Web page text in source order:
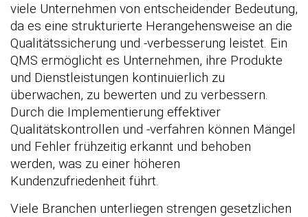
viele Unternehmen von entscheidender Bedeutung,
da es eine strukturierte Herangehensweise an die
Qualitätssicherung und -verbesserung leistet. Ein
QMS ermöglicht es Unternehmen, ihre Produkte
und Dienstleistungen kontinuierlich zu
überwachen, zu bewerten und zu verbessern.
Durch die Implementierung effektiver
Qualitätskontrollen und -verfahren können Mängel
und Fehler frühzeitig erkannt und behoben
werden, was zu einer höheren
Kundenzufriedenheit führt.
Viele Branchen unterliegen strengen gesetzlichen